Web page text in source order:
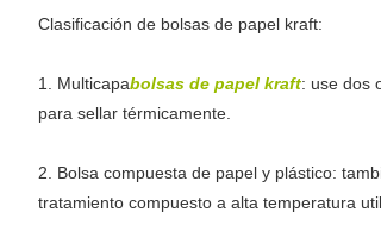
Clasificación de bolsas de papel kraft:
1. Multicapabolsas de papel kraft: use dos
para sellar térmicamente.
2. Bolsa compuesta de papel y plástico:
tratamiento compuesto a alta temperatura